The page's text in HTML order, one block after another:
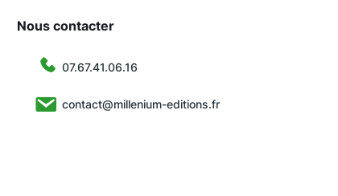
Nous contacter
07.67.41.06.16
contact@millenium-editions.fr